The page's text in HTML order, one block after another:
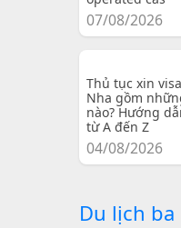
07/08/2026
Thủ tục xin
Nha gồm
nào? Hướng
từ A đến Z
04/08/2026
Du lịch